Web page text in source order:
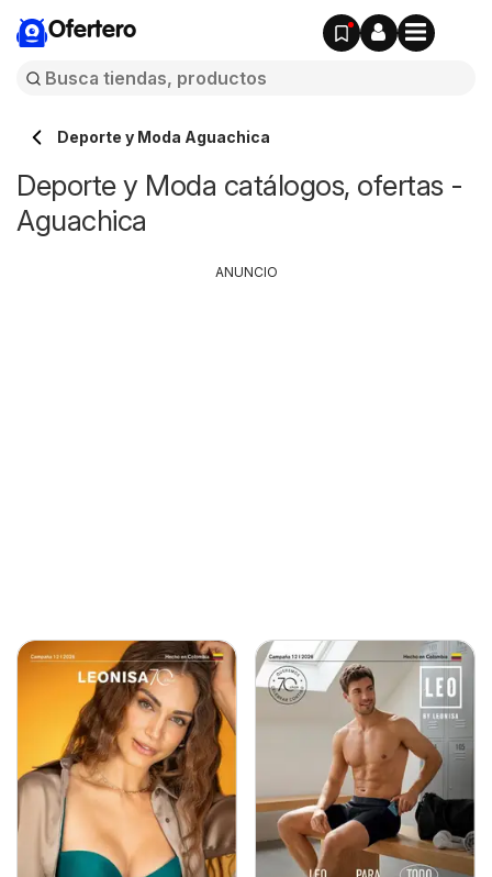
Ofertero
Deporte y Moda Aguachica
Deporte y Moda catálogos, ofertas -
Aguachica
ANUNCIO